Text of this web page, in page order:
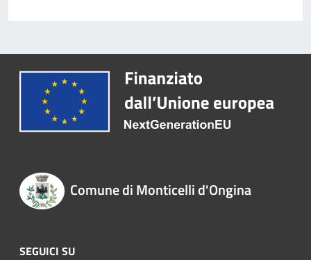
Comune di Monticelli d'Ongina
SEGUICI SU